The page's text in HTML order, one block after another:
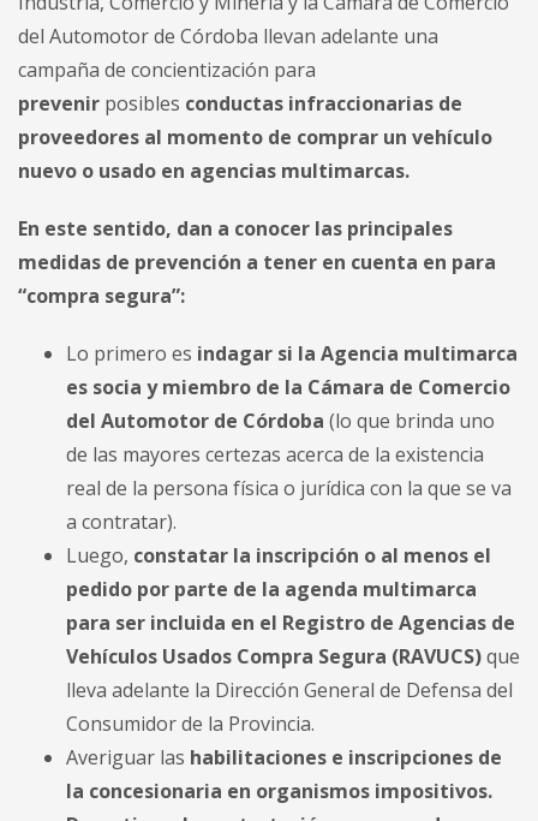
del Automotor de Córdoba llevan adelante una
campaña de concientización para
prevenir posibles conductas infraccionarias de
proveedores al momento de comprar un vehículo
nuevo o usado en agencias multimarcas.
En este sentido, dan a conocer las principales
medidas de prevención a tener en cuenta en para
“compra segura”:
Lo primero es indagar si la Agencia multimarca
es socia y miembro de la Cámara de Comercio
del Automotor de Córdoba (lo que brinda uno
de las mayores certezas acerca de la existencia
real de la persona física o jurídica con la que se va
a contratar).
Luego, constatar la inscripción o al menos el
pedido por parte de la agenda multimarca
para ser incluida en el Registro de Agencias de
Vehículos Usados Compra Segura (RAVUCS)que
lleva adelante la Dirección General de Defensa del
Consumidor de la Provincia.
Averiguar las habilitaciones e inscripciones de
la concesionaria en organismos impositivos.